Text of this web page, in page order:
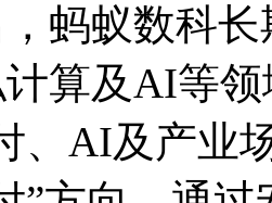
蚂蚁数科
算及AI等
、AI及产业